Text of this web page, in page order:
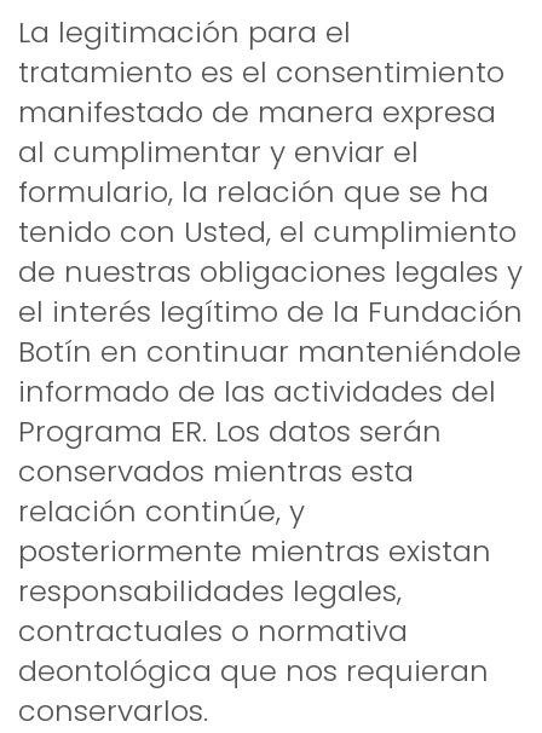
La legitimación para el
tratamiento es el consentimiento
manifestado de manera expresa
al cumplimentar y enviar el
formulario, la relación que se ha
tenido con Usted, el cumplimiento
de nuestras obligaciones legales y
el interés legítimo de la Fundación
Botín en continuar manteniéndole
informado de las actividades del
Programa ER. Los datos serán
conservados mientras esta
relación continúe, y
posteriormente mientras existan
responsabilidades legales,
contractuales o normativa
deontológica que nos requieran
conservarlos.